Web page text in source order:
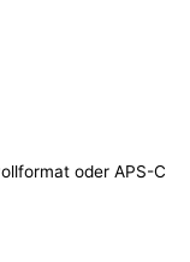
oder APS-C